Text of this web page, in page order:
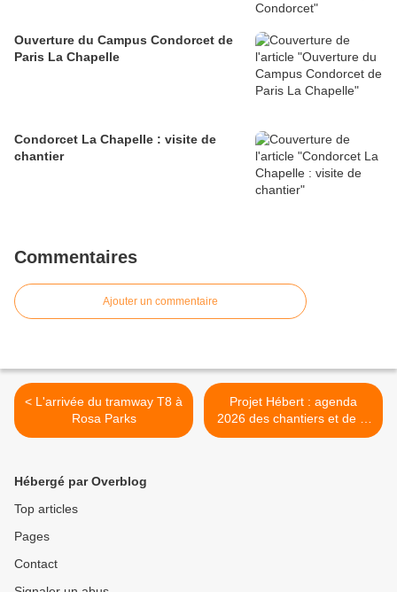
Ouverture du Campus Condorcet de
Paris La Chapelle
Condorcet La Chapelle : visite de
chantier
Commentaires
Ajouter un commentaire
< L'arrivée du tramway T8 à
Rosa Parks
Projet Hébert : agenda
2026 des chantiers et de la
concertation >
Hébergé par Overblog
Top articles
Pages
Contact